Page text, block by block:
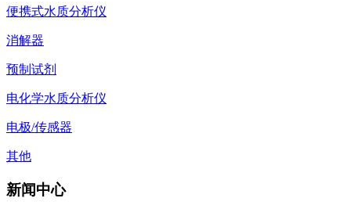
便携式水质分析仪
消解器
预制试剂
电化学水质分析仪
电极/传感器
其他
新闻中心